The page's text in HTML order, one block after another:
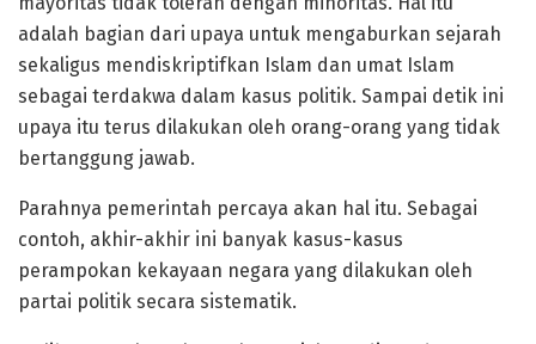
adalah bagian dari upaya untuk mengaburkan sejarah
sekaligus mendiskriptifkan Islam dan umat Islam
sebagai terdakwa dalam kasus politik. Sampai detik ini
upaya itu terus dilakukan oleh orang-orang yang tidak
bertanggung jawab.
Parahnya pemerintah percaya akan hal itu. Sebagai
contoh, akhir-akhir ini banyak kasus-kasus
perampokan kekayaan negara yang dilakukan oleh
partai politik secara sistematik.